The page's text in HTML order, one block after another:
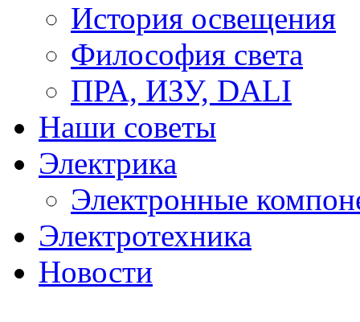
История освещения
Философия света
ПРА, ИЗУ, DALI
Наши советы
Электрика
Электронные
Электротехника
Новости